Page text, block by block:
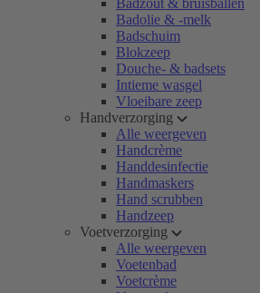
Badzout & bruisballen
Badolie & -melk
Badschuim
Blokzeep
Douche- & badsets
Intieme wasgel
Vloeibare zeep
Handverzorging
Alle weergeven
Handcrème
Handdesinfectie
Handmaskers
Hand scrubben
Handzeep
Voetverzorging
Alle weergeven
Voetenbad
Voetcrème